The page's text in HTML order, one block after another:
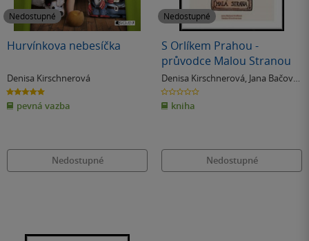
Nedostupné
Hurvínkova nebesíčka
Denisa Kirschnerová
5.0
z
5
hvězdiček
pevná vazba
Nedostupné
Nedostupné
S Orlíkem Prahou -
průvodce Malou Stranou
Denisa Kirschnerová, Jana Bačová
Kroftová
0.0
z
5
hvězdiček
kniha
Nedostupné